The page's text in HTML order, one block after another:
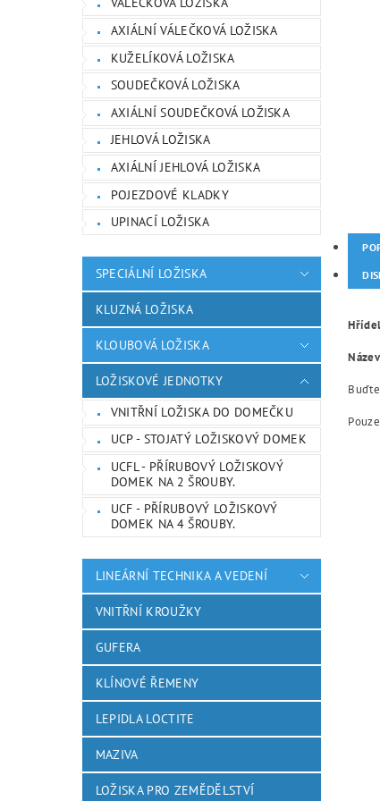
AXIÁLNÍ VÁLEČKOVÁ LOŽISKA
KUŽELÍKOVÁ LOŽISKA
SOUDEČKOVÁ LOŽISKA
AXIÁLNÍ SOUDEČKOVÁ LOŽISKA
JEHLOVÁ LOŽISKA
AXIÁLNÍ JEHLOVÁ LOŽISKA
POJEZDOVÉ KLADKY
UPINACÍ LOŽISKA
SPECIÁLNÍ LOŽISKA
KLUZNÁ LOŽISKA
KLOUBOVÁ LOŽISKA
LOŽISKOVÉ JEDNOTKY
VNITŘNÍ LOŽISKA DO DOMEČKU
UCP - STOJATÝ LOŽISKOVÝ DOMEK
UCFL - PŘÍRUBOVÝ LOŽISKOVÝ
DOMEK NA 2 ŠROUBY.
UCF - PŘÍRUBOVÝ LOŽISKOVÝ
DOMEK NA 4 ŠROUBY.
LINEÁRNÍ TECHNIKA A VEDENÍ
VNITŘNÍ KROUŽKY
GUFERA
KLÍNOVÉ ŘEMENY
LEPIDLA LOCTITE
MAZIVA
LOŽISKA PRO ZEMĚDĚLSTVÍ